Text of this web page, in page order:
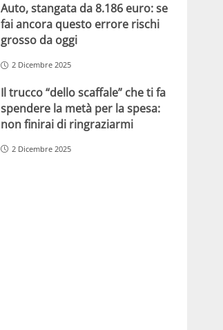
Auto, stangata da 8.186 euro: se
fai ancora questo errore rischi
grosso da oggi
2 Dicembre 2025
Il trucco “dello scaffale” che ti fa
spendere la metà per la spesa:
non finirai di ringraziarmi
2 Dicembre 2025